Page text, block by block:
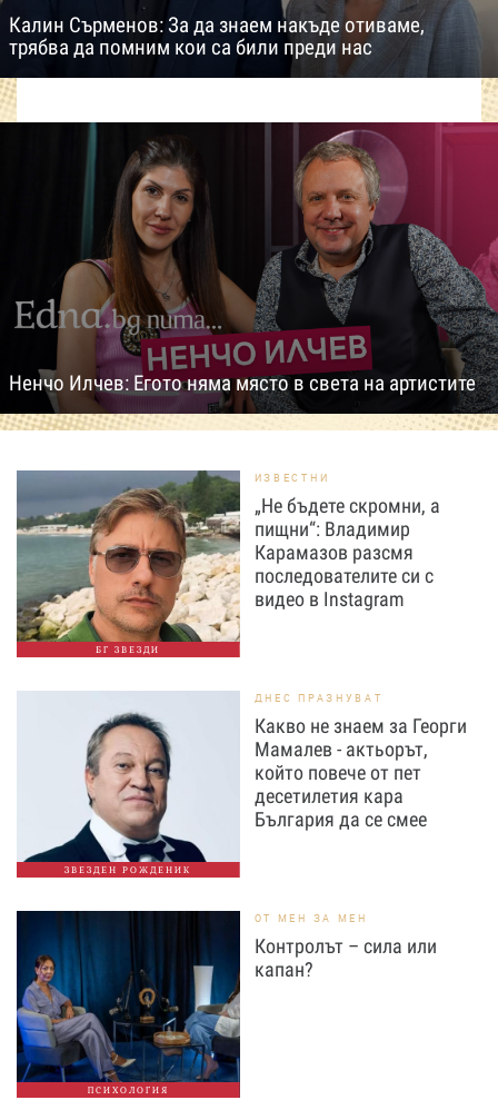
Калин Сърменов: За да знаем накъде отиваме,
трябва да помним кои са били преди нас
Ненчо Илчев: Егото няма място в света на артистите
БГ ЗВЕЗДИ
ИЗВЕСТНИ
„Не бъдете скромни, а
пищни“: Владимир
Карамазов разсмя
последователите си с
видео в Instagram
ЗВЕЗДЕН РОЖДЕНИК
ДНЕС ПРАЗНУВАТ
Какво не знаем за Георги
Мамалев - актьорът,
който повече от пет
десетилетия кара
България да се смее
ПСИХОЛОГИЯ
ОТ МЕН ЗА МЕН
Контролът – сила или
капан?